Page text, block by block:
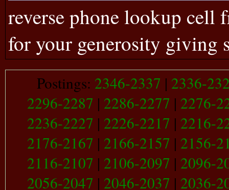
reverse phone lookup cell
for your generosity giving
Postings: 2346-2337 | 2336-
2296-2287 | 2286-2277 | 2276-
2236-2227 | 2226-2217 | 2216-
2176-2167 | 2166-2157 | 2156-
2116-2107 | 2106-2097 | 2096-
2056-2047 | 2046-2037 | 2036-